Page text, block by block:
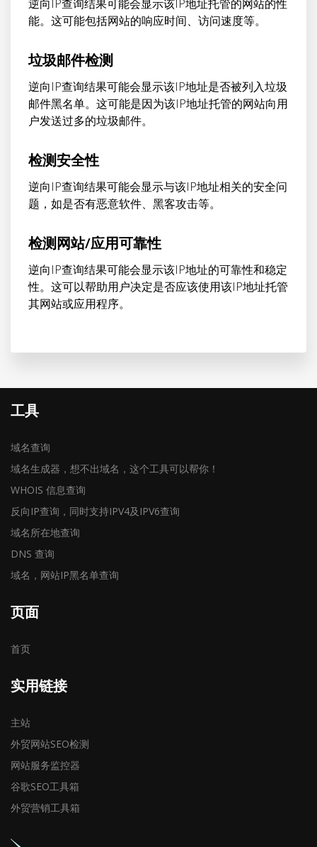
逆向IP查询结果可能会显示该IP地址托管的网站的性
能。这可能包括网站的响应时间、访问速度等。
垃圾邮件检测
逆向IP查询结果可能会显示该IP地址是否被列入垃圾
邮件黑名单。这可能是因为该IP地址托管的网站向用
户发送过多的垃圾邮件。
检测安全性
逆向IP查询结果可能会显示与该IP地址相关的安全问
题，如是否有恶意软件、黑客攻击等。
检测网站/应用可靠性
逆向IP查询结果可能会显示该IP地址的可靠性和稳定
性。这可以帮助用户决定是否应该使用该IP地址托管
其网站或应用程序。
工具
域名查询
域名生成器，想不出域名，这个工具可以帮你！
WHOIS 信息查询
反向IP查询，同时支持IPV4及IPV6查询
域名所在地查询
DNS 查询
域名，网站IP黑名单查询
页面
首页
实用链接
主站
外贸网站SEO检测
网站服务监控器
谷歌SEO工具箱
外贸营销工具箱